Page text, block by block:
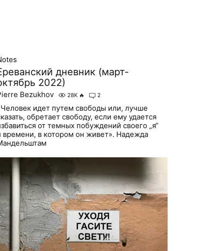
дневник (март-
2022)
Bezukhov 28K 🔥 2
идет путем свободы или, лучше
обретает свободу, если ему удается
от темных побуждений своего „я“
времени, в котором он живет». Надежда